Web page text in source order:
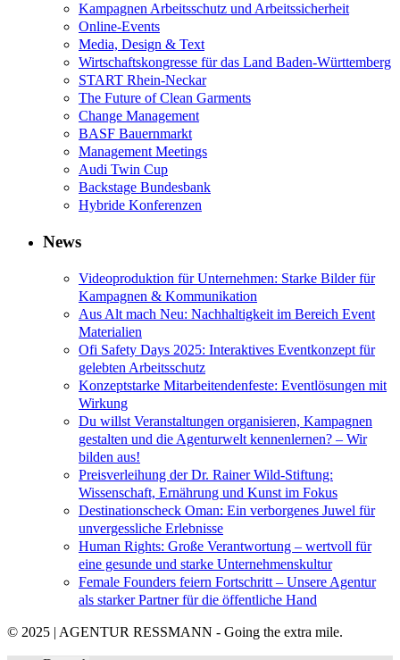
Kampagnen Arbeitsschutz und Arbeitssicherheit
Online-Events
Media, Design & Text
Wirtschaftskongresse für das Land Baden-Württemberg
START Rhein-Neckar
The Future of Clean Garments
Change Management
BASF Bauernmarkt
Management Meetings
Audi Twin Cup
Backstage Bundesbank
Hybride Konferenzen
News
Videoproduktion für Unternehmen: Starke Bilder für
Kampagnen & Kommunikation
Aus Alt mach Neu: Nachhaltigkeit im Bereich Event
Materialien
Ofi Safety Days 2025: Interaktives Eventkonzept für
gelebten Arbeitsschutz
Konzeptstarke Mitarbeitendenfeste: Eventlösungen mit
Wirkung
Du willst Veranstaltungen organisieren, Kampagnen
gestalten und die Agenturwelt kennenlernen? – Wir
bilden aus!
Preisverleihung der Dr. Rainer Wild-Stiftung:
Wissenschaft, Ernährung und Kunst im Fokus
Destinationscheck Oman: Ein verborgenes Juwel für
unvergessliche Erlebnisse
Human Rights: Große Verantwortung – wertvoll für
eine gesunde und starke Unternehmenskultur
Female Founders feiern Fortschritt – Unsere Agentur
als starker Partner für die öffentliche Hand
© 2025 | AGENTUR RESSMANN - Going the extra mile.